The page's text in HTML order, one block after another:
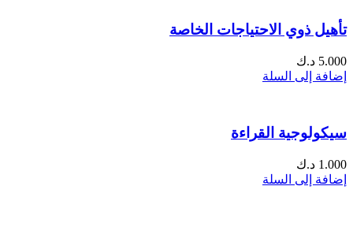
تأهيل ذوي الاحتياجات الخاصة
5.000 د.ك
إضافة إلى السلة
سيكولوجية القراءة
1.000 د.ك
إضافة إلى السلة